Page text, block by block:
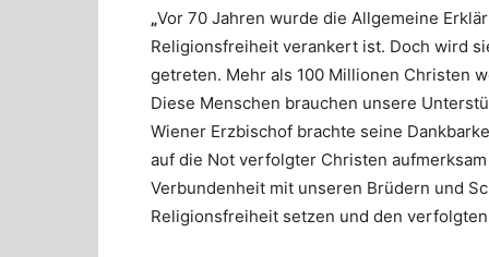
„Vor 70 Jahren wurde die Allgemeine
Religionsfreiheit verankert ist. Doch wird
getreten. Mehr als 100 Millionen Christen
Diese Menschen brauchen unsere
Wiener Erzbischof brachte seine
auf die Not verfolgter Christen
Verbundenheit mit unseren Brüdern und
Religionsfreiheit setzen und den